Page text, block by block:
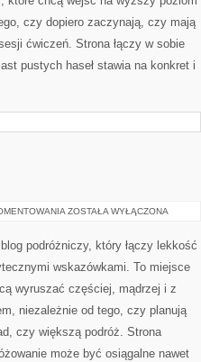
czy dopiero zaczynają, czy mają
ćwiczeń. Strona łączy w sobie
pustych haseł stawia na konkret i
CHINY
ZOSTAŁA WYŁĄCZONA
podróżniczy, który łączy lekkość
wskazówkami. To miejsce
wyruszać częściej, mądrzej i z
niezależnie od tego, czy planują
czy większą podróż. Strona
może być osiągalne nawet